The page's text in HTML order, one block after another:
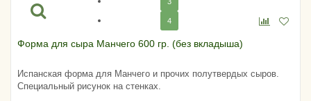
4
Форма для сыра Манчего 600 гр. (без вкладыша)
Испанская форма для Манчего и прочих полутвердых сыров.
Специальный рисунок на стенках.